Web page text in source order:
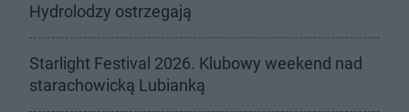
Hydrolodzy ostrzegają
Starlight Festival 2026. Klubowy weekend nad
starachowicką Lubianką